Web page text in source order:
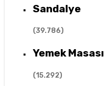
Sandalye
(39.786)
Yemek Masası
(15.292)